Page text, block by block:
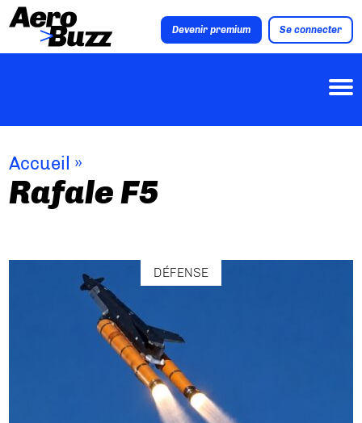
Devenir premium Se connecter
Accueil »
Rafale F5
DÉFENSE